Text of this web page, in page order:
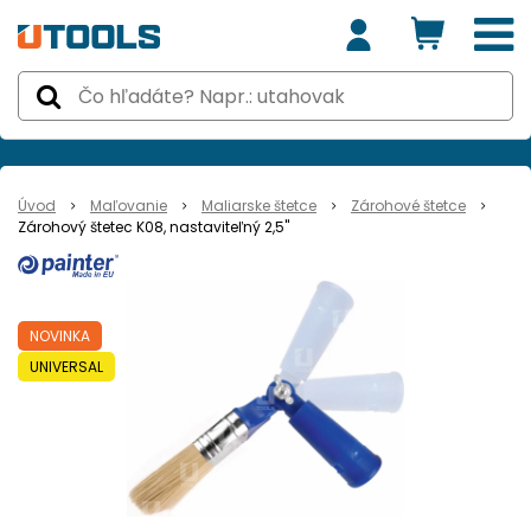
Úvod Maľovanie Maliarske štetce
Zárohové štetce
Zárohový štetec K08, nastaviteľný 2,5"
NOVINKA
UNIVERSAL